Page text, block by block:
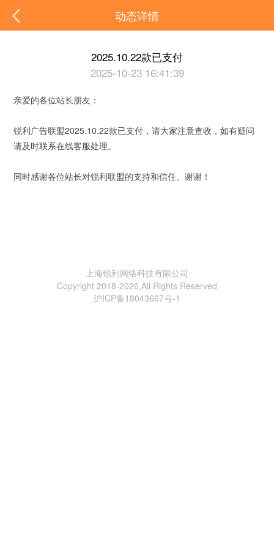
动态详情
2025.10.22款已支付
2025-10-23 16:41:39
亲爱的各位站长朋友：
锐利广告联盟2025.10.22款已支付，请大家注意查收，如有疑问
请及时联系在线客服处理。
同时感谢各位站长对锐利联盟的支持和信任。谢谢！
上海锐利网络科技有限公司
Copyright 2018-2026,All Rights Reserved
沪ICP备18043667号-1